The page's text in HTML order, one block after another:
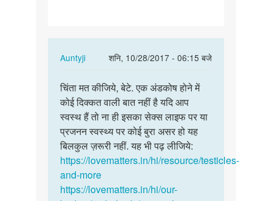
Auntyji
शनि, 10/28/2017 - 06:15 बजे
In
to
मेरा
एक
अंडकोष
नई
है
क्या…
by
चिंता
मत
कीजिये,
बेटे.
एक…
चिंता मत कीजिये, बेटे. एक अंडकोष होने में
कोई दिक्कत वाली बात नहीं है यदि आप
स्वस्थ हैं तो ना ही इसका सेक्स लाइफ पर या
प्रजनन स्वस्थ्य पर कोई बुरा असर हो यह
बिलकुल ज़रूरी नहीं. यह भी पढ़ लीजिये:
https://lovematters.in/hi/resource/testicles-
and-more
https://lovematters.in/hi/our-